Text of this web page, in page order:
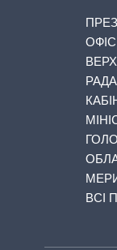
ОФІС
РАДА
ВСІ